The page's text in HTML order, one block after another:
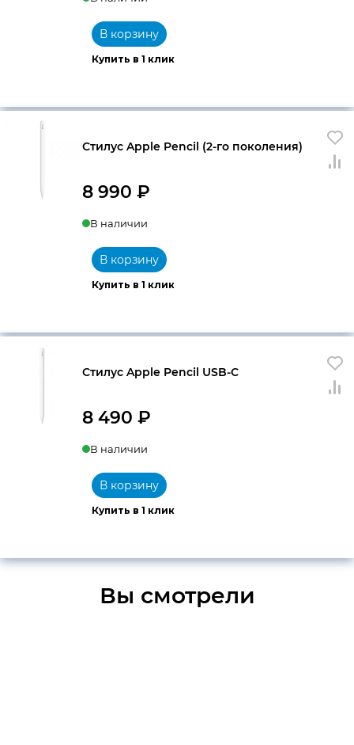
Купить в 1 клик
В корзину
Стилус Apple Pencil (2-го поколения)
8 990 ₽
В наличии
Купить в 1 клик
В корзину
Стилус Apple Pencil USB-C
8 490 ₽
В наличии
Купить в 1 клик
В корзину
Вы смотрели